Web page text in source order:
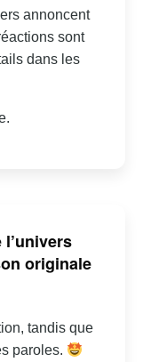
annoncent
sont
dans les
originale
tandis que
paroles.